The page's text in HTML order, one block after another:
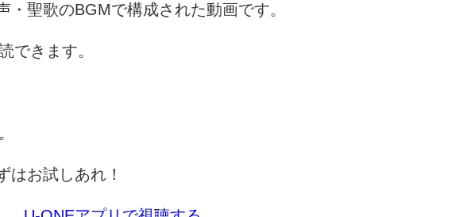
・聖歌のBGMで構成された動画です。
できます。
はお試しあれ！